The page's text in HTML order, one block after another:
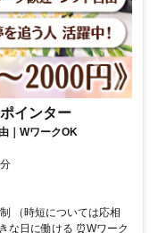
インター
｜WワークOK
（時短については応相
な日に働ける ⏰Wワーク